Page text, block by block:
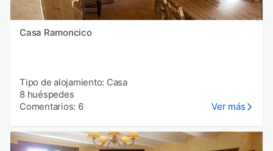
Casa Ramoncico
Tipo de alojamiento: Casa
8 huéspedes
Comentarios: 6
Ver más